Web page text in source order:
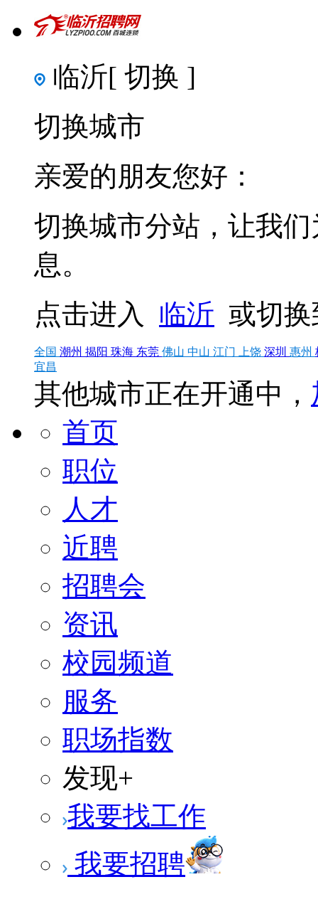
临沂[ 切换 ]
切换城市
亲爱的朋友您好：
切换城市分站，让我
息。
点击进入 临沂 或切
全国 潮州 揭阳 珠海 东莞 佛山 中山 江门 上饶 深圳 惠州
宜昌
其他城市正在开通中，
首页
职位
人才
近聘
招聘会
资讯
校园频道
服务
职场指数
发现+
我要找工作
我要招聘